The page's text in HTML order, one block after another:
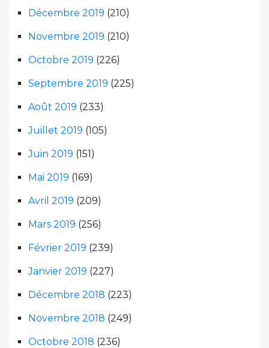
Décembre 2019 (210)
Novembre 2019 (210)
Octobre 2019 (226)
Septembre 2019 (225)
Août 2019 (233)
Juillet 2019 (105)
Juin 2019 (151)
Mai 2019 (169)
Avril 2019 (209)
Mars 2019 (256)
Février 2019 (239)
Janvier 2019 (227)
Décembre 2018 (223)
Novembre 2018 (249)
Octobre 2018 (236)